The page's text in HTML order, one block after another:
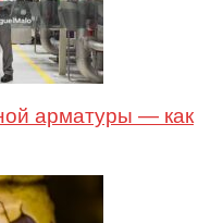
арматуры — как